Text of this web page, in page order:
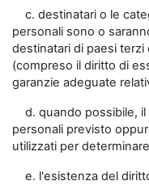
c. destinatari o le
personali sono o
destinatari di paesi
(compreso il diritto di
garanzie adeguate
d. quando possibile, il
personali previsto
utilizzati per
e. l'esistenza del